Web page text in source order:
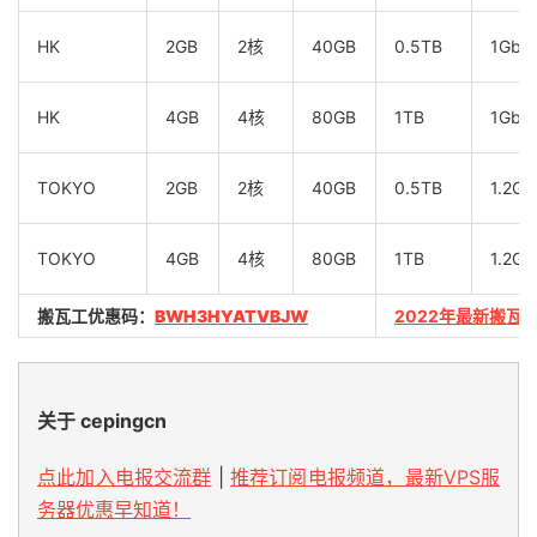
HK 2GB 2核 40GB 0.5TB
HK 4GB 4核 80GB 1TB
TOKYO 2GB 2核 40GB 0.5TB
TOKYO 4GB 4核 80GB 1TB
搬瓦工优惠码： BWH3HYATVBJW 2022年最新搬瓦
关于 cepingcn
点此加入电报交流群
推荐订阅电报频道，最新VPS服
务器优惠早知道！